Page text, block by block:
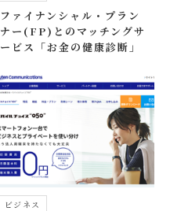
ファイナンシャル・プラン
ナー(FP)とのマッチングサ
ービス「お金の健康診断」
ビジネス